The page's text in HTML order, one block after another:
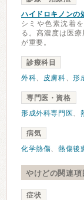
ハイドロキノンの
シミや色素沈着
る。高濃度は医
が重要。
診療科目
外科、 皮膚科、形
専門医・資格
形成外科専門医、
病気
化学熱傷、熱傷後
やけどの関連項
症状